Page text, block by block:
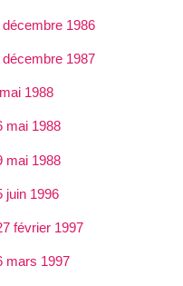
1986
1987
1988
mai 1988
mai 1988
juin 1996
février 1997
mars 1997